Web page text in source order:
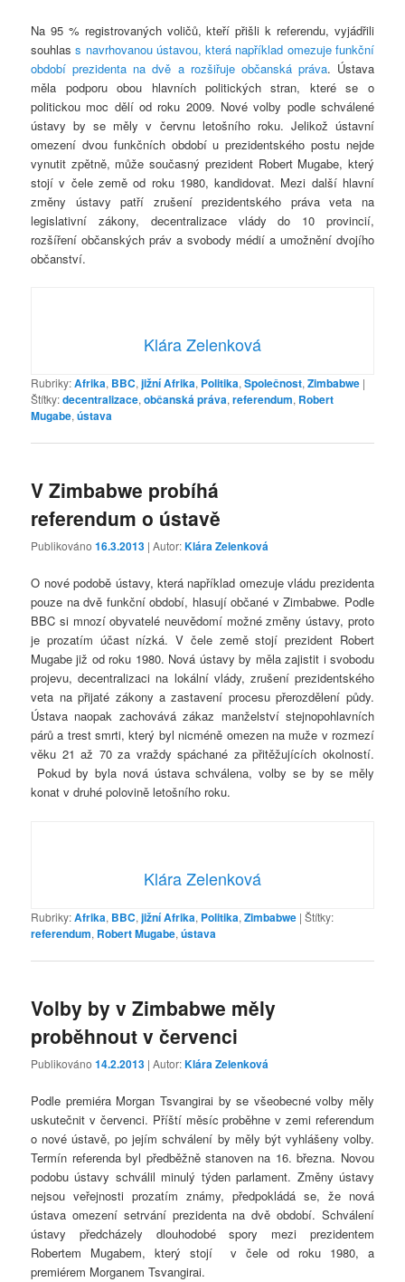
Na 95 % registrovaných voličů, kteří přišli k referendu, vyjádřili
souhlass navrhovanou ústavou, která například omezuje funkční
období prezidenta na dvě a rozšiřuje občanská práva. Ústava
měla podporu obou hlavních politických stran, které se o
politickou moc dělí od roku 2009. Nové volby podle schválené
ústavy by se měly v červnu letošního roku. Jelikož ústavní
omezení dvou funkčních období u prezidentského postu nejde
vynutit zpětně, může současný prezident Robert Mugabe, který
stojí v čele země od roku 1980, kandidovat. Mezi další hlavní
změny ústavy patří zrušení prezidentského práva veta na
legislativní zákony, decentralizace vlády do 10 provincií,
rozšíření občanských práv a svobody médií a umožnění dvojího
občanství.
Klára Zelenková
Rubriky:Afrika, BBC,jižní Afrika, Politika,Společnost,Zimbabwe |
Štítky:decentralizace,občanská práva,referendum, Robert
Mugabe,ústava
V Zimbabwe probíhá
referendum o ústavě
Publikováno16.3.2013 | Autor:Klára Zelenková
O nové podobě ústavy, která například omezuje vládu prezidenta
pouze na dvě funkční období, hlasují občané v Zimbabwe. Podle
BBC si mnozí obyvatelé neuvědomí možné změny ústavy, proto
je prozatím účast nízká. V čele země stojí prezident Robert
Mugabe již od roku 1980. Nová ústavy by měla zajistit i svobodu
projevu, decentralizaci na lokální vlády, zrušení prezidentského
veta na přijaté zákony a zastavení procesu přerozdělení půdy.
Ústava naopak zachovává zákaz manželství stejnopohlavních
párů a trest smrti, který byl nicméně omezen na muže v rozmezí
věku 21 až 70 za vraždy spáchané za přitěžujících okolností.
Pokud by byla nová ústava schválena, volby se by se měly
konat v druhé polovině letošního roku.
Klára Zelenková
Rubriky:Afrika, BBC,jižní Afrika, Politika,Zimbabwe |Štítky:
referendum, Robert Mugabe,ústava
Volby by v Zimbabwe měly
proběhnout v červenci
Publikováno14.2.2013 | Autor:Klára Zelenková
Podle premiéra Morgan Tsvangirai by se všeobecné volby měly
uskutečnit v červenci. Příští měsíc proběhne v zemi referendum
o nové ústavě, po jejím schválení by měly být vyhlášeny volby.
Termín referenda byl předběžně stanoven na 16. března. Novou
podobu ústavy schválil minulý týden parlament. Změny ústavy
nejsou veřejnosti prozatím známy, předpokládá se, že nová
ústava omezení setrvání prezidenta na dvě období. Schválení
ústavy předcházely dlouhodobé spory mezi prezidentem
Robertem Mugabem, který stojí v čele od roku 1980, a
premiérem Morganem Tsvangirai.